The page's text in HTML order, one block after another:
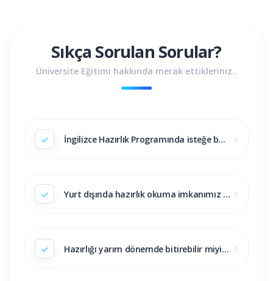
Sıkça Sorulan Sorular?
Üniversite Eğitimi hakkında merak ettikleriniz..
İngilizce Hazırlık Programında isteğe bağlı olarak öğrenim görmek isteyen öğrenciler, Hazırlık Programına katılabilmek için ne yapmalıdır?
Yurt dışında hazırlık okuma imkanımız var mıdır?
Hazırlığı yarım dönemde bitirebilir miyim? Bitirince direkt bölüm derslerine başlayabilir miyim?